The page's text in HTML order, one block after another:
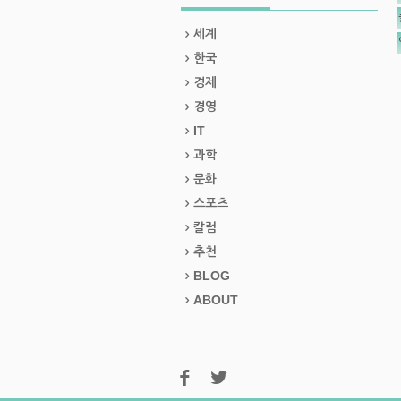
세계
한국
경제
경영
IT
과학
문화
스포츠
칼럼
추천
BLOG
ABOUT